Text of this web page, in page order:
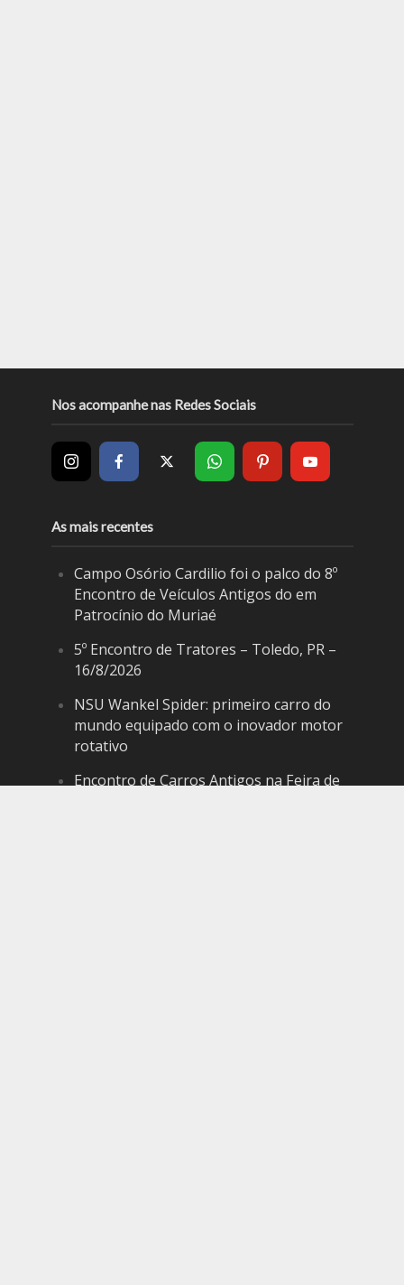
Nos acompanhe nas Redes Sociais
As mais recentes
Campo Osório Cardilio foi o palco do 8º
Encontro de Veículos Antigos do em
Patrocínio do Muriaé
5º Encontro de Tratores – Toledo, PR –
16/8/2026
NSU Wankel Spider: primeiro carro do
mundo equipado com o inovador motor
rotativo
Encontro de Carros Antigos na Feira de